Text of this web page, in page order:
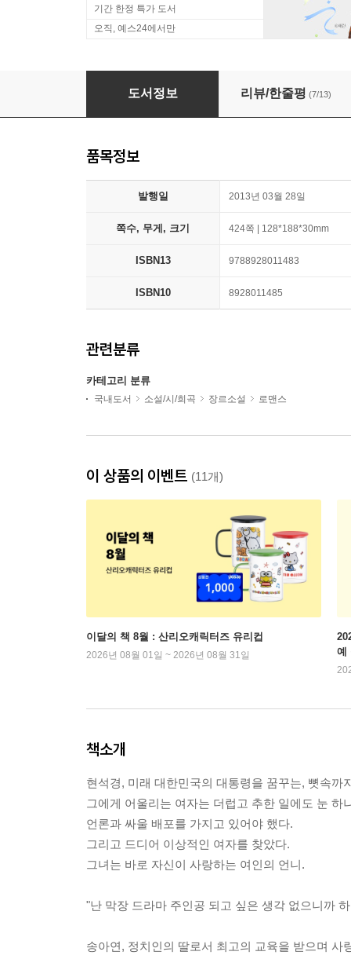
기간 한정 특가 도서
오직, 예스24에서만
퍼스트 레이디
도서정보 리뷰/한줄평 (7/13)
품목정보
발행일 2013년 03월 28일
쪽수, 무게, 크기 424쪽 | 128*188*30mm
ISBN13 9788928011483
ISBN10 8928011485
관련분류
카테고리 분류
국내도서 소설/시/희곡 장르소설 로맨스
이 상품의 이벤트 (11개)
이달의 책 8월 : 산리오캐릭터즈 유리컵
2026년 08월 01일 ~ 2026년 08월 31일
예
책소개
현석경, 미래 대한민국의 대통령을 꿈꾸는, 뼛속까
그에게 어울리는 여자는 더럽고 추한 일에도 눈 하
언론과 싸울 배포를 가지고 있어야 했다.
그리고 드디어 이상적인 여자를 찾았다.
그녀는 바로 자신이 사랑하는 여인의 언니.
"난 막장 드라마 주인공 되고 싶은 생각 없으니까
송아연, 정치인의 딸로서 최고의 교육을 받으며